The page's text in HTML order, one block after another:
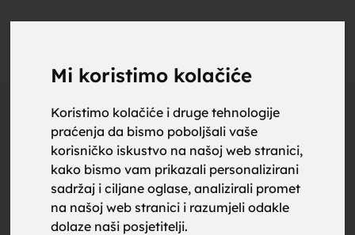
Mi koristimo kolačiće
Koristimo kolačiće i druge tehnologije
praćenja da bismo poboljšali vaše
korisničko iskustvo na našoj web stranici,
kako bismo vam prikazali personalizirani
sadržaj i ciljane oglase, analizirali promet
na našoj web stranici i razumjeli odakle
dolaze naši posjetitelji.
Oglas
upoznaj
za brak,